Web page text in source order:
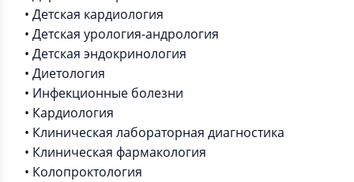
• Детская кардиология
• Детская урология-андрология
• Детская эндокринология
• Диетология
• Инфекционные болезни
• Кардиология
• Клиническая лабораторная диагностика
• Клиническая фармакология
• Колопроктология